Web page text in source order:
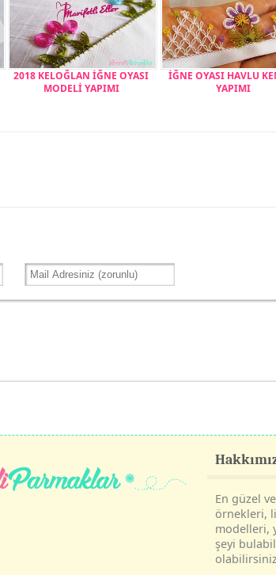
2018 KELOĞLAN İĞNE OYASI
MODELİ YAPIMI
İĞNE OYASI HAVLU
YAPIMI
En güzel
örnekleri,
modelleri,
şeyi